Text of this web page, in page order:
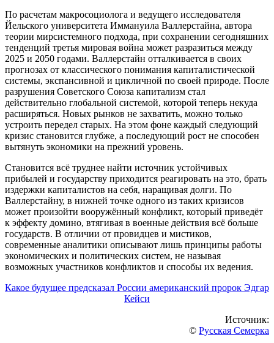
По расчетам макросоциолога и ведущего исследователя
Йельского университета Иммануила Валлерстайна, автора
теории мирсистемного подхода, при сохранении сегодняшних
тенденций третья мировая война может разразиться между
2025 и 2050 годами. Валлерстайн отталкивается в своих
прогнозах от классического понимания капиталистической
системы, экспансивной и цикличной по своей природе. После
разрушения Советского Союза капитализм стал
действительно глобальной системой, которой теперь некуда
расширяться. Новых рынков не захватить, можно только
устроить передел старых. На этом фоне каждый следующий
кризис становится глубже, а последующий рост не способен
вытянуть экономики на прежний уровень.
Становится всё труднее найти источник устойчивых
прибылей и государству приходится реагировать на это, брать
издержки капиталистов на себя, наращивая долги. По
Валлерстайну, в нижней точке одного из таких кризисов
может произойти вооружённый конфликт, который приведёт
к эффекту домино, втягивая в военные действия всё больше
государств. В отличии от провидцев и мистиков,
современные аналитики описывают лишь принципы работы
экономических и политических систем, не называя
возможных участников конфликтов и способы их ведения.
Какое будущее предсказал России американский пророк Эдгар
Кейси
Источник:
© Русская Семерка